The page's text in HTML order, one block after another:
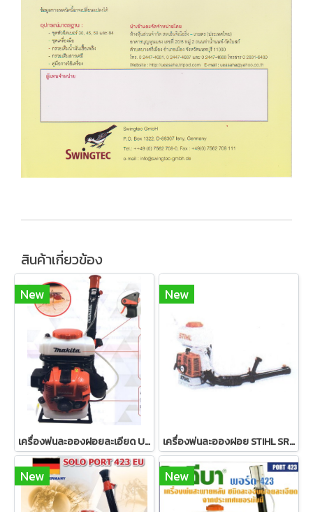
สินค้าเกี่ยวข้อง
New
เครื่องพ่นละอองฝอยละเอียด ULV makita PM7650 HRK
New
เครื่องพ่นละอองฝอย STIHL SR 420
New New